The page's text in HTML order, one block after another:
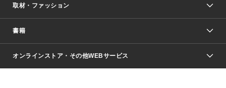
少年マンガ
Vジャンプ
週刊ヤングジャンプ
少女マンガ
取材・ファッション
Seventeen
芸能・情報・スポーツ
書籍
文芸・文庫・総合
オンラインストア・その他WEBサービス